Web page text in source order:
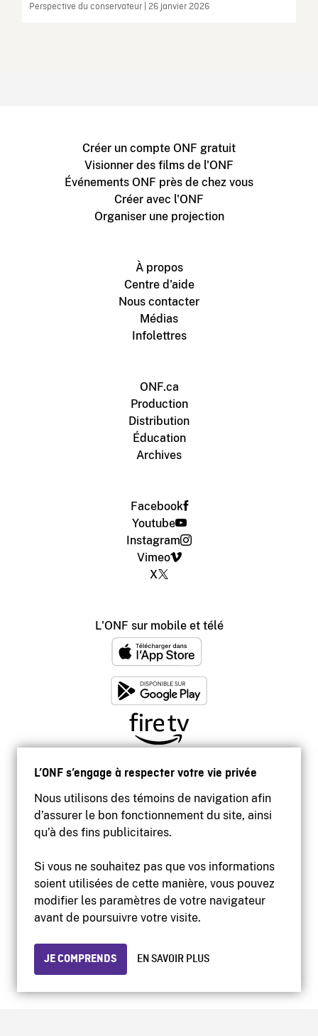
L’ONF s’engage à respecter votre vie privée
Nous utilisons des témoins de navigation afin
d’assurer le bon fonctionnement du site, ainsi
qu’à des fins publicitaires.
Si vous ne souhaitez pas que vos informations
soient utilisées de cette manière, vous pouvez
modifier les paramètres de votre navigateur
avant de poursuivre votre visite.
JE COMPRENDS EN SAVOIR PLUS
Perspective du conservateur | 26 janvier 2026
Créer un compte ONF gratuit
Visionner des films de l'ONF
Événements ONF près de chez vous
Créer avec l'ONF
Organiser une projection
À propos
Centre d'aide
Nous contacter
Médias
Infolettres
ONF.ca
Production
Distribution
Éducation
Archives
Facebook
Youtube
Instagram
Vimeo
X
L'ONF sur mobile et télé
Accessibilité
Site institutionnel
Protection des renseignements personnels
© 2026 Office national du film du Canada